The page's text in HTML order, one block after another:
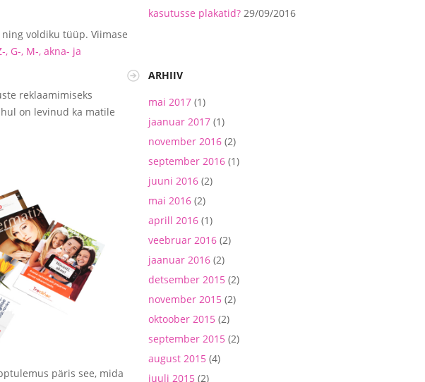
voldiku tüüp. Viimase
G‑, M‑, akna- ja
reklaamimiseks
on levinud ka matile
päris see, mida
kasutusse plakatid? 29/09/2016
ARHIIV
mai 2017 (1)
jaanuar 2017 (1)
november 2016 (2)
september 2016 (1)
juuni 2016 (2)
mai 2016 (2)
aprill 2016 (1)
veebruar 2016 (2)
jaanuar 2016 (2)
detsember 2015 (2)
november 2015 (2)
oktoober 2015 (2)
september 2015 (2)
august 2015 (4)
juuli 2015 (2)